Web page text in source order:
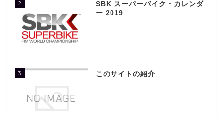
2
SBK スーパーバイク・カレンダ
ー 2019
3 このサイトの紹介